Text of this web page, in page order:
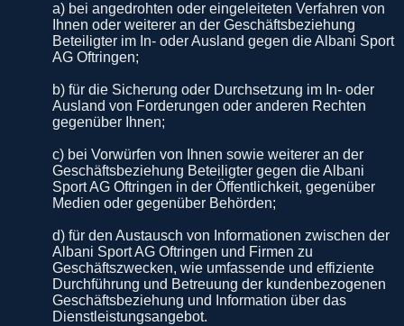
a) bei angedrohten oder eingeleiteten Verfahren von
Ihnen oder weiterer an der Geschäftsbeziehung
Beteiligter im In- oder Ausland gegen die Albani Sport
AG Oftringen;
b) für die Sicherung oder Durchsetzung im In- oder
Ausland von Forderungen oder anderen Rechten
gegenüber Ihnen;
c) bei Vorwürfen von Ihnen sowie weiterer an der
Geschäftsbeziehung Beteiligter gegen die Albani
Sport AG Oftringen in der Öffentlichkeit, gegenüber
Medien oder gegenüber Behörden;
d) für den Austausch von Informationen zwischen der
Albani Sport AG Oftringen und Firmen zu
Geschäftszwecken, wie umfassende und effiziente
Durchführung und Betreuung der kundenbezogenen
Geschäftsbeziehung und Information über das
Dienstleistungsangebot.